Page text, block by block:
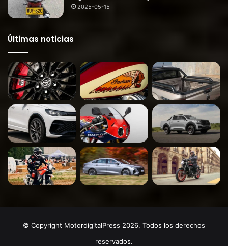
2025-05-15
Últimas noticias
© Copyright MotordigitalPress 2026, Todos los derechos
reservados.